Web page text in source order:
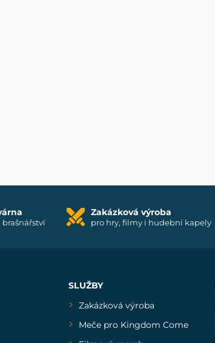
brašnářství
Zakázková výroba
pro hry, filmy i hudební kapely
SLUŽBY
Zakázková výroba
Meče pro Kingdom Come